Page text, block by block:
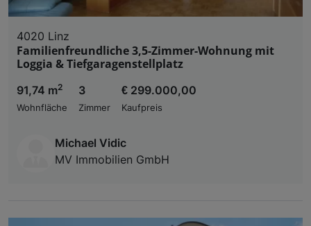
4020 Linz
Familienfreundliche 3,5-Zimmer-Wohnung mit
Loggia & Tiefgaragenstellplatz
91,74 m2
Wohnfläche
3
Zimmer
€ 299.000,00
Kaufpreis
Michael Vidic
MV Immobilien GmbH